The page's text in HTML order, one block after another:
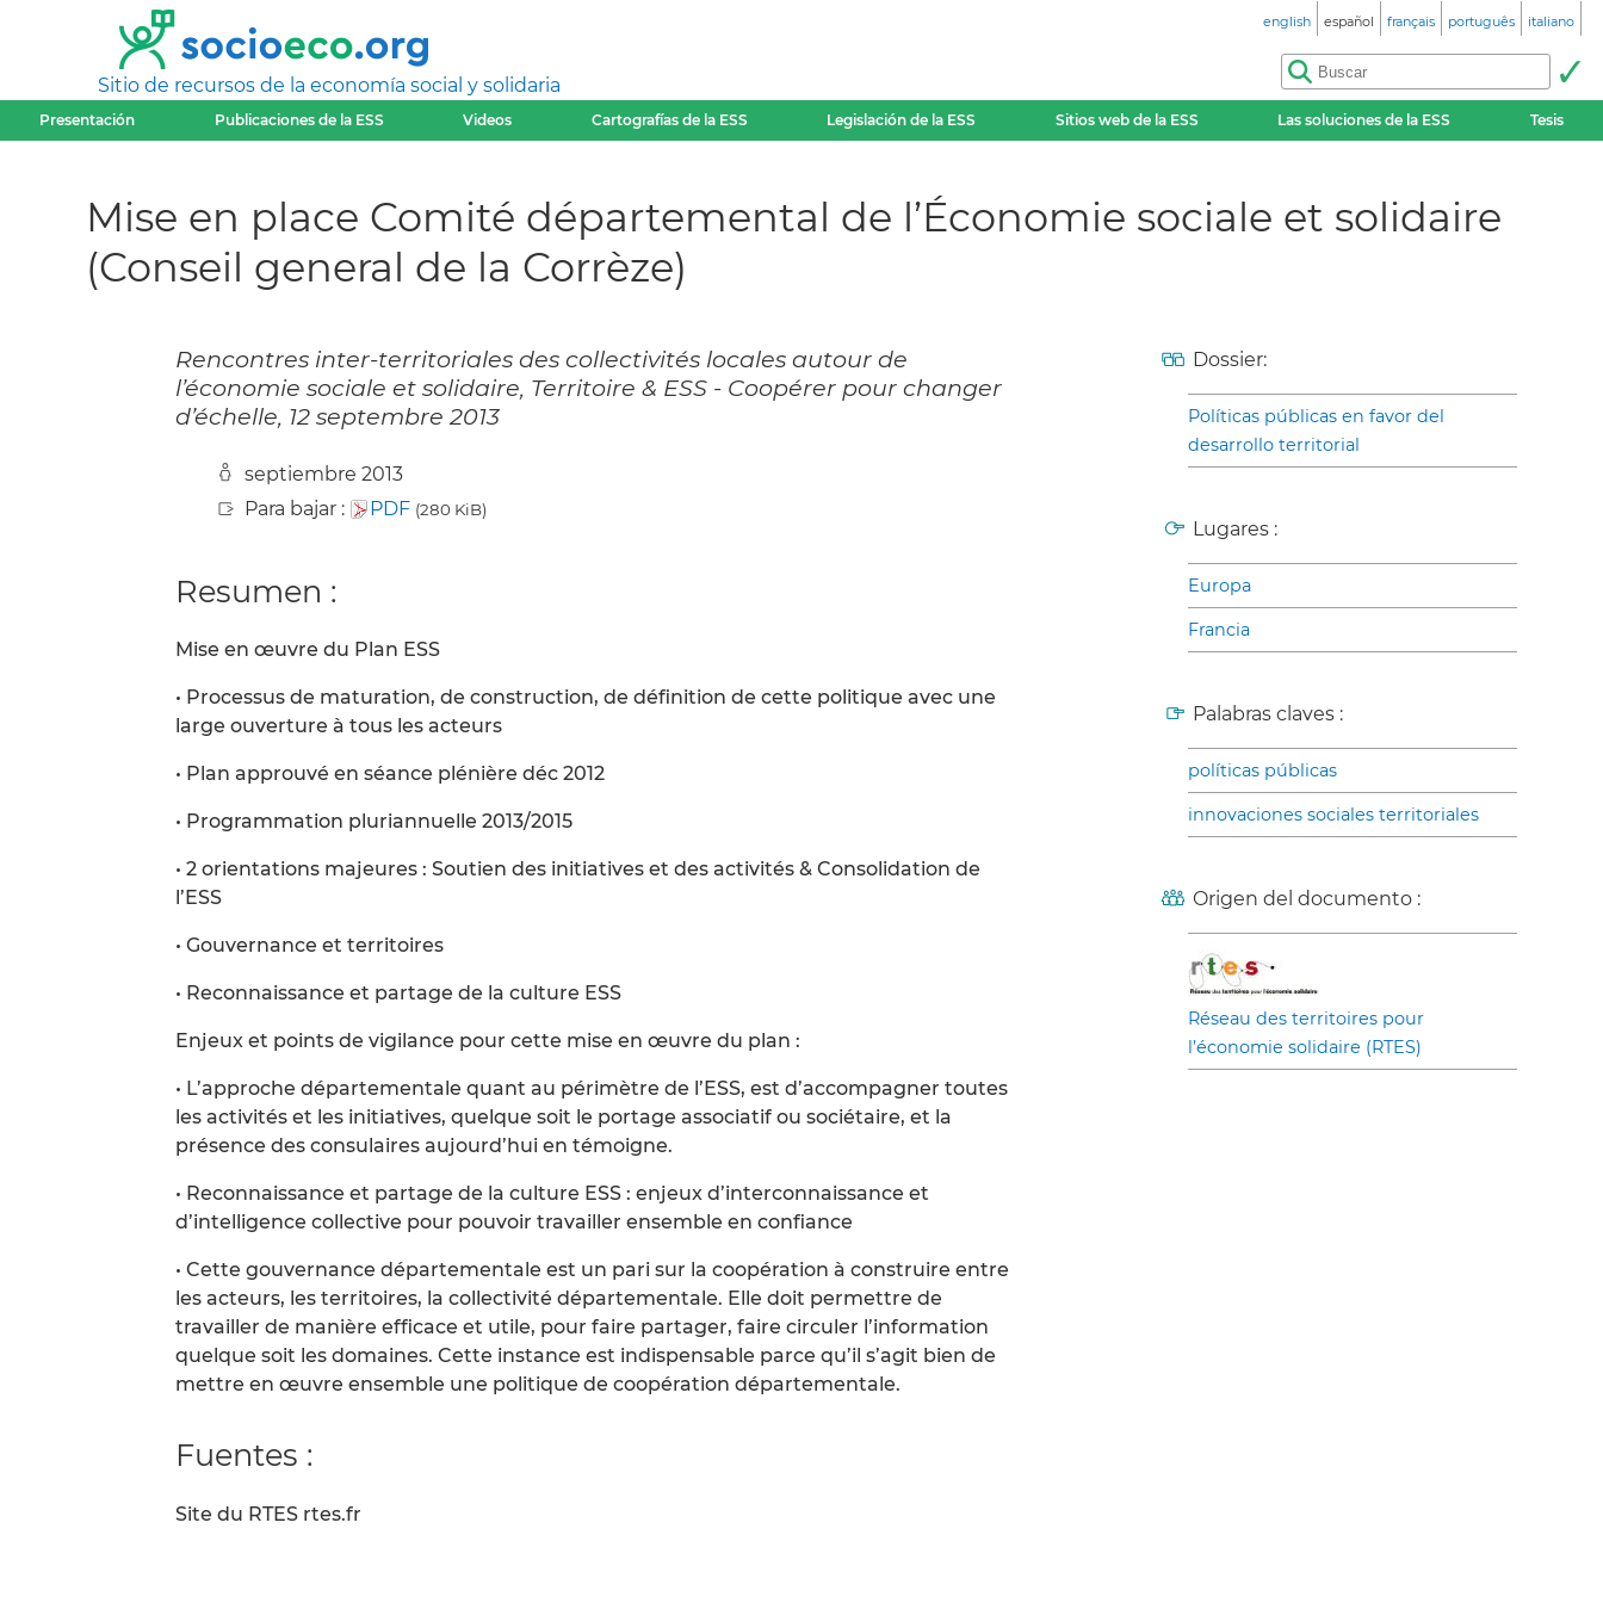
Sitio de recursos de la economía social y solidaria
english español français português italiano
Presentación Publicaciones de la ESS Videos Cartografías de la ESS Legislación de la ESS Sitios web de la ESS Las soluciones de la ESS Tesis
Mise en place Comité départemental de l’Économie sociale et solidaire
(Conseil general de la Corrèze)
Rencontres inter-territoriales des collectivités locales autour de
l’économie sociale et solidaire, Territoire & ESS - Coopérer pour changer
d’échelle, 12 septembre 2013
septiembre 2013
Para bajar :
PDF (280 KiB)
Resumen :
Mise en œuvre du Plan ESS
• Processus de maturation, de construction, de définition de cette politique avec une
large ouverture à tous les acteurs
• Plan approuvé en séance plénière déc 2012
• Programmation pluriannuelle 2013/2015
• 2 orientations majeures : Soutien des initiatives et des activités & Consolidation de
l’ESS
• Gouvernance et territoires
• Reconnaissance et partage de la culture ESS
Enjeux et points de vigilance pour cette mise en œuvre du plan :
• L’approche départementale quant au périmètre de l’ESS, est d’accompagner toutes
les activités et les initiatives, quelque soit le portage associatif ou sociétaire, et la
présence des consulaires aujourd’hui en témoigne.
• Reconnaissance et partage de la culture ESS : enjeux d’interconnaissance et
d’intelligence collective pour pouvoir travailler ensemble en confiance
• Cette gouvernance départementale est un pari sur la coopération à construire entre
les acteurs, les territoires, la collectivité départementale. Elle doit permettre de
travailler de manière efficace et utile, pour faire partager, faire circuler l’information
quelque soit les domaines. Cette instance est indispensable parce qu’il s’agit bien de
mettre en œuvre ensemble une politique de coopération départementale.
Fuentes :
Site du RTES rtes.fr
Dossier:
Políticas públicas en favor del
desarrollo territorial
Lugares :
Europa
Francia
Palabras claves :
políticas públicas
innovaciones sociales territoriales
Origen del documento :
Réseau des territoires pour
l’économie solidaire (RTES)